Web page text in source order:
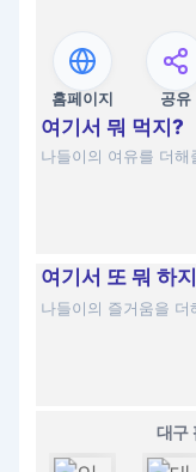
홈페이지 공유
여기서 뭐 먹지?
나들이의 여유를 더
여기서 또 뭐 하
나들이의 즐거움을
대구